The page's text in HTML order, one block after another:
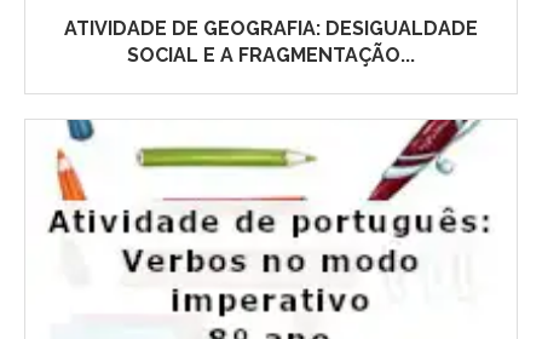
ATIVIDADE DE GEOGRAFIA: DESIGUALDADE
SOCIAL E A FRAGMENTAÇÃO...